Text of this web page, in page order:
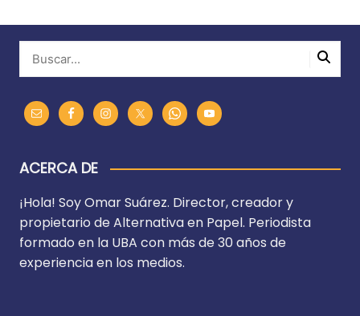
ACERCA DE
¡Hola! Soy Omar Suárez. Director, creador y
propietario de Alternativa en Papel. Periodista
formado en la UBA con más de 30 años de
experiencia en los medios.